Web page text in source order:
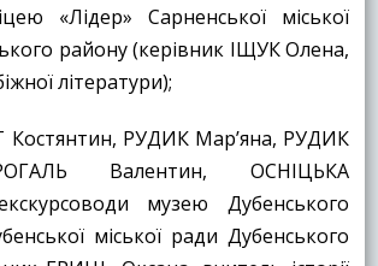
«Лідер» Сарненської міської
району (керівник ІЩУК Олена,
літератури);
Костянтин, РУДИК Мар’яна, РУДИК
Валентин, ОСНІЦЬКА
музею Дубенського
міської ради Дубенського